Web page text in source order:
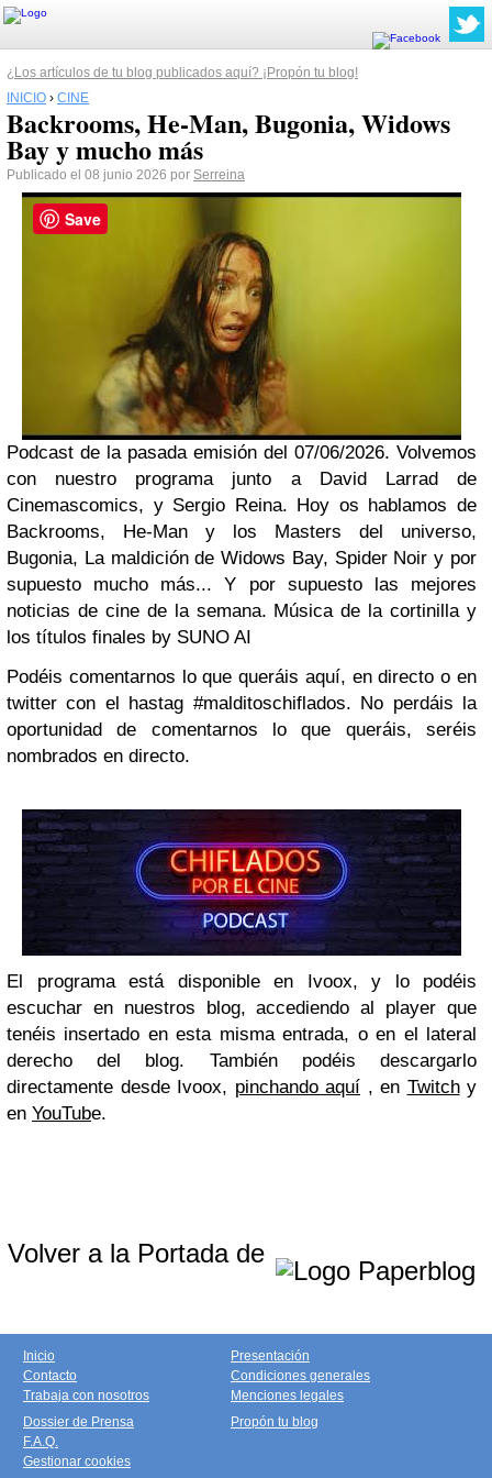
¿Los artículos de tu blog publicados aquí? ¡Propón tu blog!
INICIO › CINE
Backrooms, He-Man, Bugonia, Widows
Bay y mucho más
Publicado el 08 junio 2026 por Serreina
Podcast de la pasada emisión del 07/06/2026. Volvemos
con nuestro programa junto a David Larrad de
Cinemascomics, y Sergio Reina. Hoy os hablamos de
Backrooms, He-Man y los Masters del universo,
Bugonia, La maldición de Widows Bay, Spider Noir y por
supuesto mucho más... Y por supuesto las mejores
noticias de cine de la semana. Música de la cortinilla y
los títulos finales by SUNO AI
Podéis comentarnos lo que queráis aquí, en directo o en
twitter con el hastag #malditoschiflados. No perdáis la
oportunidad de comentarnos lo que queráis, seréis
nombrados en directo.
El programa está disponible en Ivoox, y lo podéis
escuchar en nuestros blog, accediendo al player que
tenéis insertado en esta misma entrada, o en el lateral
derecho del blog. También podéis descargarlo
directamente desde Ivoox, pinchando aquí , en Twitchy
en YouTube.
Volver a la Portada de
Inicio
Contacto
Trabaja con nosotros
Presentación
Condiciones generales
Menciones legales
Dossier de Prensa
F.A.Q.
Gestionar cookies
Propón tu blog
Save